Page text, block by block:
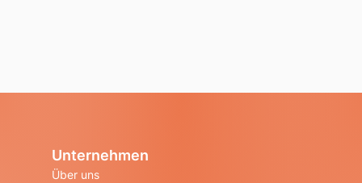
Unternehmen
Über uns